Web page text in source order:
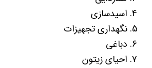
اسیدسازی
نگهداری تجهیزات
دباغی
احیای زیتون